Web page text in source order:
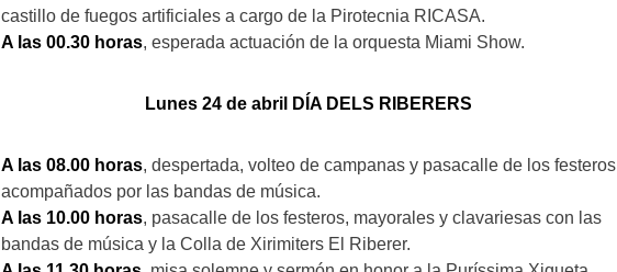
castillo de fuegos artificiales a cargo de la Pirotecnia RICASA.
A las 00.30 horas, esperada actuación de la orquesta Miami Show.
Lunes 24 de abril DÍA DELS RIBERERS
A las 08.00 horas, despertada, volteo de campanas y pasacalle de los festeros
acompañados por las bandas de música.
A las 10.00 horas, pasacalle de los festeros, mayorales y clavariesas con las
bandas de música y la Colla de Xirimiters El Riberer.